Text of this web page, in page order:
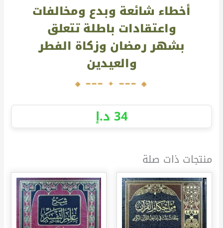
أخطاء شائعة وبدع ومخالفات
واعتقادات باطلة تتعلق
بشهر رمضان وزكاة الفطر
والعيدين
34 د.إ
منتجات ذات صلة